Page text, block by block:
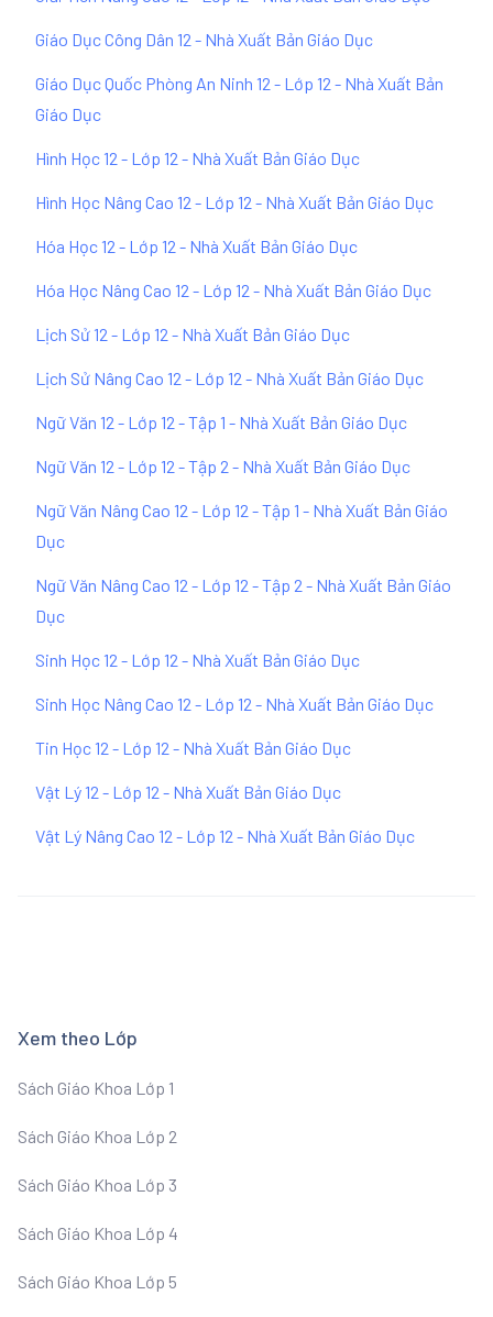
Giáo Dục Công Dân 12 - Nhà Xuất Bản Giáo Dục
Giáo Dục Quốc Phòng An Ninh 12 - Lớp 12 - Nhà Xuất Bản
Giáo Dục
Hình Học 12 - Lớp 12 - Nhà Xuất Bản Giáo Dục
Hình Học Nâng Cao 12 - Lớp 12 - Nhà Xuất Bản Giáo Dục
Hóa Học 12 - Lớp 12 - Nhà Xuất Bản Giáo Dục
Hóa Học Nâng Cao 12 - Lớp 12 - Nhà Xuất Bản Giáo Dục
Lịch Sử 12 - Lớp 12 - Nhà Xuất Bản Giáo Dục
Lịch Sử Nâng Cao 12 - Lớp 12 - Nhà Xuất Bản Giáo Dục
Ngữ Văn 12 - Lớp 12 - Tập 1 - Nhà Xuất Bản Giáo Dục
Ngữ Văn 12 - Lớp 12 - Tập 2 - Nhà Xuất Bản Giáo Dục
Ngữ Văn Nâng Cao 12 - Lớp 12 - Tập 1 - Nhà Xuất Bản Giáo
Dục
Ngữ Văn Nâng Cao 12 - Lớp 12 - Tập 2 - Nhà Xuất Bản Giáo
Dục
Sinh Học 12 - Lớp 12 - Nhà Xuất Bản Giáo Dục
Sinh Học Nâng Cao 12 - Lớp 12 - Nhà Xuất Bản Giáo Dục
Tin Học 12 - Lớp 12 - Nhà Xuất Bản Giáo Dục
Vật Lý 12 - Lớp 12 - Nhà Xuất Bản Giáo Dục
Vật Lý Nâng Cao 12 - Lớp 12 - Nhà Xuất Bản Giáo Dục
Xem theo Lớp
Sách Giáo Khoa Lớp 1
Sách Giáo Khoa Lớp 2
Sách Giáo Khoa Lớp 3
Sách Giáo Khoa Lớp 4
Sách Giáo Khoa Lớp 5